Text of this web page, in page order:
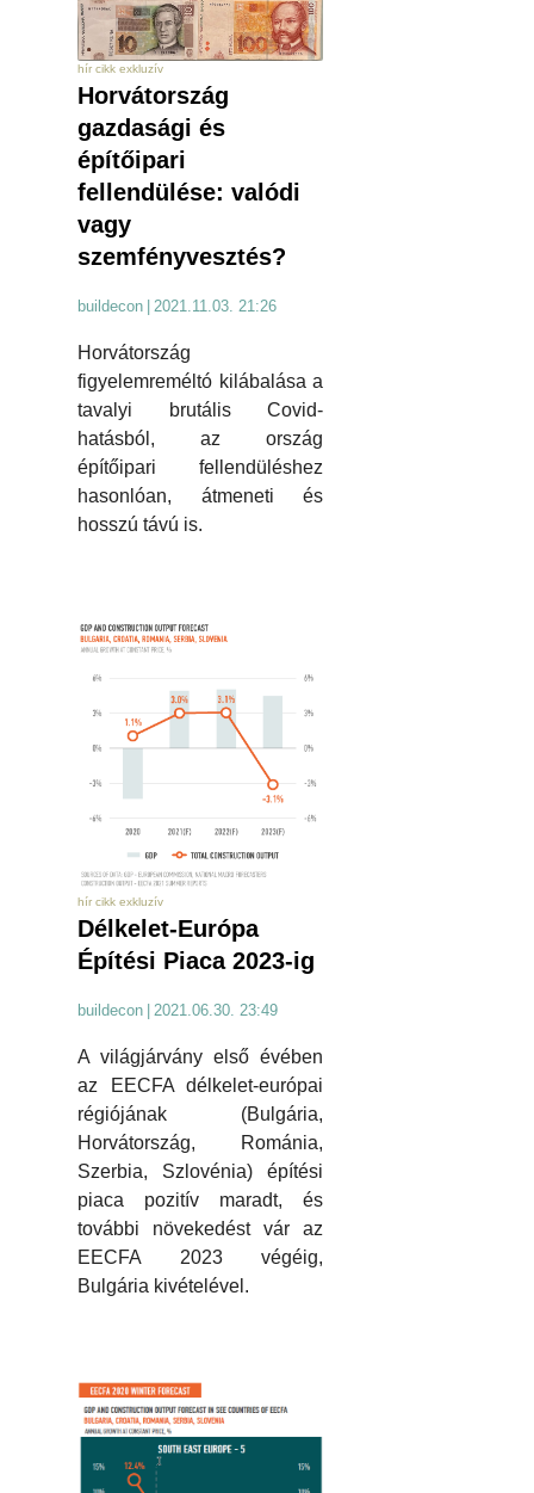
hír cikk exkluzív
Horvátország
gazdasági és
építőipari
fellendülése: valódi
vagy
szemfényvesztés?
buildecon | 2021.11.03. 21:26
Horvátország
figyelemreméltó kilábalása a
tavalyi brutális Covid-
hatásból, az ország
építőipari fellendüléshez
hasonlóan, átmeneti és
hosszú távú is.
hír cikk exkluzív
Délkelet-Európa
Építési Piaca 2023-ig
buildecon 2021.06.30. 23:49
A világjárvány első évében
az EECFA délkelet-európai
régiójának (Bulgária,
Horvátország, Románia,
Szerbia, Szlovénia) építési
piaca pozitív maradt, és
további növekedést vár az
EECFA 2023 végéig,
Bulgária kivételével.